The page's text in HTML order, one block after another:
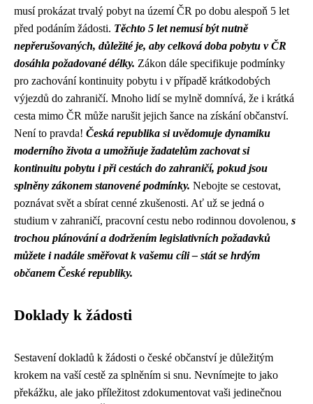
musí prokázat trvalý pobyt na území ČR po dobu alespoň 5 let
před podáním žádosti. Těchto 5 let nemusí být nutně
nepřerušovaných, důležité je, aby celková doba pobytu v ČR
dosáhla požadované délky. Zákon dále specifikuje podmínky
pro zachování kontinuity pobytu i v případě krátkodobých
výjezdů do zahraničí. Mnoho lidí se mylně domnívá, že i krátká
cesta mimo ČR může narušit jejich šance na získání občanství.
Není to pravda! Česká republika si uvědomuje dynamiku
moderního života a umožňuje žadatelům zachovat si
kontinuitu pobytu i při cestách do zahraničí, pokud jsou
splněny zákonem stanovené podmínky. Nebojte se cestovat,
poznávat svět a sbírat cenné zkušenosti. Ať už se jedná o
studium v zahraničí, pracovní cestu nebo rodinnou dovolenou, s
trochou plánování a dodržením legislativních požadavků
můžete i nadále směřovat k vašemu cíli – stát se hrdým
občanem České republiky.
Doklady k žádosti
Sestavení dokladů k žádosti o české občanství je důležitým
krokem na vaší cestě za splněním si snu. Nevnímejte to jako
překážku, ale jako příležitost zdokumentovat vaši jedinečnou